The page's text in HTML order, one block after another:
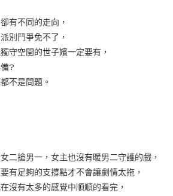
有不同的走向，
別鬥爭免不了，
守空閏的世子嬪一定要有，
?
不是問題。
二搶男一，女主也沒有暖男二守護的戲，
有足夠的支撐點才不會讓劇情太拖，
沒有太多的感覺中順順的看完，